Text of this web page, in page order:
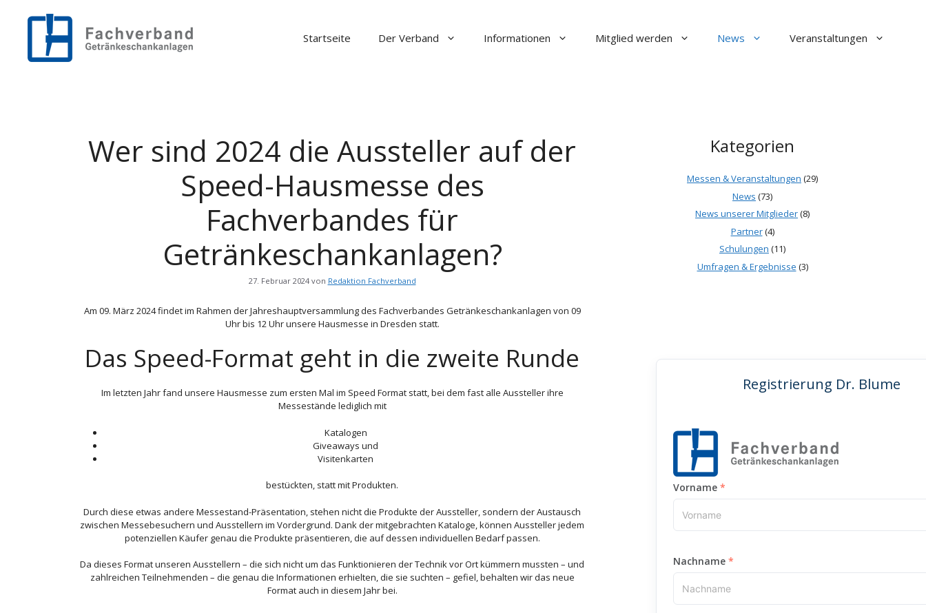
Startseite Der Verband Informationen Mitglied werden News Veranstaltungen
Wer sind 2024 die Aussteller auf der
Speed-Hausmesse des
Fachverbandes für
Getränkeschankanlagen?
27. Februar 2024 von Redaktion Fachverband
Am 09. März 2024 findet im Rahmen der Jahreshauptversammlung des Fachverbandes Getränkeschankanlagen von 09
Uhr bis 12 Uhr unsere Hausmesse in Dresden statt.
Das Speed-Format geht in die zweite Runde
Im letzten Jahr fand unsere Hausmesse zum ersten Mal im Speed Format statt, bei dem fast alle Aussteller ihre
Messestände lediglich mit
Katalogen
Giveaways und
Visitenkarten
bestückten, statt mit Produkten.
Durch diese etwas andere Messestand-Präsentation, stehen nicht die Produkte der Aussteller, sondern der Austausch
zwischen Messebesuchern und Ausstellern im Vordergrund. Dank der mitgebrachten Kataloge, können Aussteller jedem
potenziellen Käufer genau die Produkte präsentieren, die auf dessen individuellen Bedarf passen.
Da dieses Format unseren Ausstellern – die sich nicht um das Funktionieren der Technik vor Ort kümmern mussten – und
zahlreichen Teilnehmenden – die genau die Informationen erhielten, die sie suchten – gefiel, behalten wir das neue
Format auch in diesem Jahr bei.
Kategorien
Messen & Veranstaltungen (29)
News (73)
News unserer Mitglieder(8)
Partner(4)
Schulungen (11)
Umfragen & Ergebnisse (3)
Registrierung Dr. Blume
Vorname
Nachname